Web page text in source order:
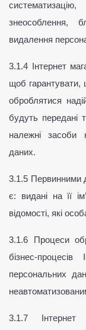
знеособлення,
видалення
3.1.4 Інтернет
щоб гарантувати,
оброблятися
будуть передані
належні засоби
даних.
3.1.5 Первинними
є: видані на її
відомості, які
3.1.6 Процеси
бізнес-
персональних
3.1.7